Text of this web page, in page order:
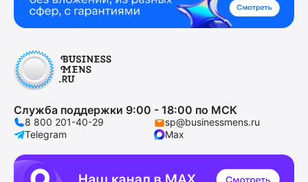
Служба поддержки 9:00 - 18:00 по МСК
8 800 201-40-29
sp@businessmens.ru
Telegram
Max